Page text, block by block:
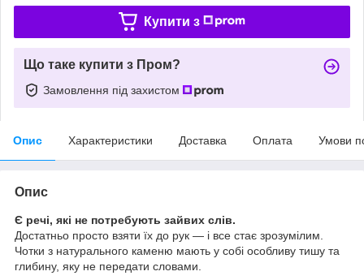
Купити з
Що таке купити з Пром?
Замовлення під захистом
Опис Характеристики Доставка Оплата Умови
Опис
Є речі, які не потребують зайвих слів.
Достатньо просто взяти їх до рук — і все стає зрозумілим.
Чотки з натурального каменю мають у собі особливу тишу та
глибину, яку не передати словами.